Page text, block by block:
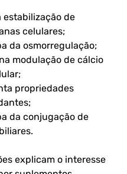
estabilização de
celulares;
da osmorregulação;
modulação de cálcio
propriedades
da conjugação de
explicam o interesse